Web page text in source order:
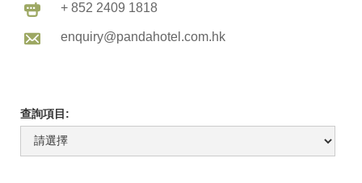
+ 852 2409 1818
enquiry@pandahotel.com.hk
查詢項目: